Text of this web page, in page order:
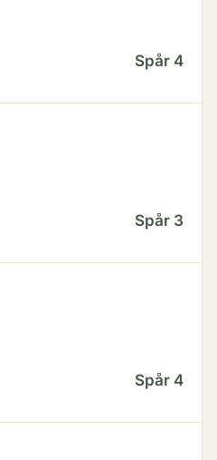
Spår 4
Spår 3
Spår 4